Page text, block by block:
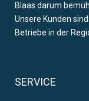
Blaas darum
Unsere Kunden
Betriebe in der
SERVICE